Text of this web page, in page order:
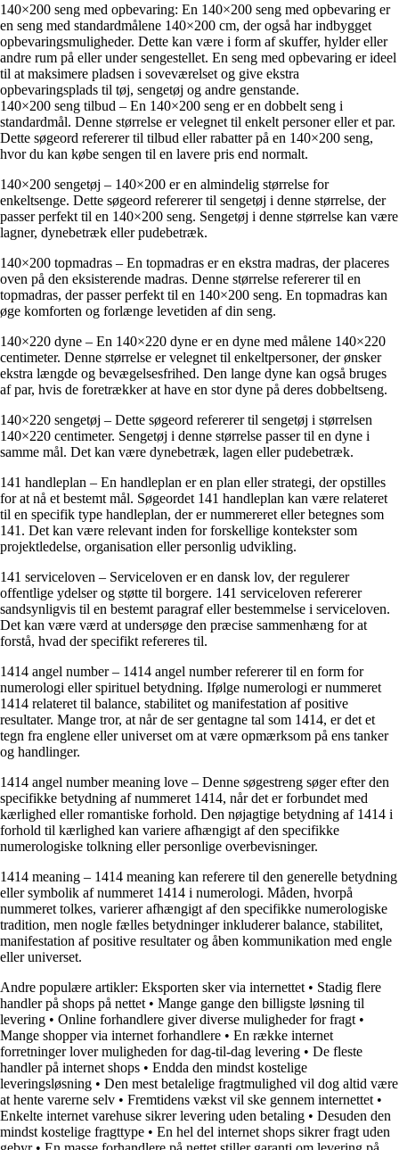
140×200 seng med opbevaring: En 140×200 seng med opbevaring er
en seng med standardmålene 140×200 cm, der også har indbygget
opbevaringsmuligheder. Dette kan være i form af skuffer, hylder eller
andre rum på eller under sengestellet. En seng med opbevaring er ideel
til at maksimere pladsen i soveværelset og give ekstra
opbevaringsplads til tøj, sengetøj og andre genstande.
140×200 seng tilbud – En 140×200 seng er en dobbelt seng i
standardmål. Denne størrelse er velegnet til enkelt personer eller et par.
Dette søgeord refererer til tilbud eller rabatter på en 140×200 seng,
hvor du kan købe sengen til en lavere pris end normalt.
140×200 sengetøj – 140×200 er en almindelig størrelse for
enkeltsenge. Dette søgeord refererer til sengetøj i denne størrelse, der
passer perfekt til en 140×200 seng. Sengetøj i denne størrelse kan være
lagner, dynebetræk eller pudebetræk.
140×200 topmadras – En topmadras er en ekstra madras, der placeres
oven på den eksisterende madras. Denne størrelse refererer til en
topmadras, der passer perfekt til en 140×200 seng. En topmadras kan
øge komforten og forlænge levetiden af din seng.
140×220 dyne – En 140×220 dyne er en dyne med målene 140×220
centimeter. Denne størrelse er velegnet til enkeltpersoner, der ønsker
ekstra længde og bevægelsesfrihed. Den lange dyne kan også bruges
af par, hvis de foretrækker at have en stor dyne på deres dobbeltseng.
140×220 sengetøj – Dette søgeord refererer til sengetøj i størrelsen
140×220 centimeter. Sengetøj i denne størrelse passer til en dyne i
samme mål. Det kan være dynebetræk, lagen eller pudebetræk.
141 handleplan – En handleplan er en plan eller strategi, der opstilles
for at nå et bestemt mål. Søgeordet 141 handleplan kan være relateret
til en specifik type handleplan, der er nummereret eller betegnes som
141. Det kan være relevant inden for forskellige kontekster som
projektledelse, organisation eller personlig udvikling.
141 serviceloven – Serviceloven er en dansk lov, der regulerer
offentlige ydelser og støtte til borgere. 141 serviceloven refererer
sandsynligvis til en bestemt paragraf eller bestemmelse i serviceloven.
Det kan være værd at undersøge den præcise sammenhæng for at
forstå, hvad der specifikt refereres til.
1414 angel number – 1414 angel number refererer til en form for
numerologi eller spirituel betydning. Ifølge numerologi er nummeret
1414 relateret til balance, stabilitet og manifestation af positive
resultater. Mange tror, at når de ser gentagne tal som 1414, er det et
tegn fra englene eller universet om at være opmærksom på ens tanker
og handlinger.
1414 angel number meaning love – Denne søgestreng søger efter den
specifikke betydning af nummeret 1414, når det er forbundet med
kærlighed eller romantiske forhold. Den nøjagtige betydning af 1414 i
forhold til kærlighed kan variere afhængigt af den specifikke
numerologiske tolkning eller personlige overbevisninger.
1414 meaning – 1414 meaning kan referere til den generelle betydning
eller symbolik af nummeret 1414 i numerologi. Måden, hvorpå
nummeret tolkes, varierer afhængigt af den specifikke numerologiske
tradition, men nogle fælles betydninger inkluderer balance, stabilitet,
manifestation af positive resultater og åben kommunikation med engle
eller universet.
Andre populære artikler: Eksporten sker via internettet • Stadig flere
handler på shops på nettet • Mange gange den billigste løsning til
levering • Online forhandlere giver diverse muligheder for fragt •
Mange shopper via internet forhandlere • En række internet
forretninger lover muligheden for dag-til-dag levering • De fleste
handler på internet shops • Endda den mindst kostelige
leveringsløsning • Den mest betalelige fragtmulighed vil dog altid være
at hente varerne selv • Fremtidens vækst vil ske gennem internettet •
Enkelte internet varehuse sikrer levering uden betaling • Desuden den
mindst kostelige fragttype • En hel del internet shops sikrer fragt uden